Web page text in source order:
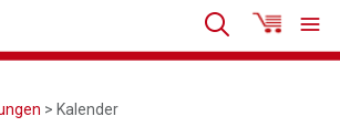
> Kalender